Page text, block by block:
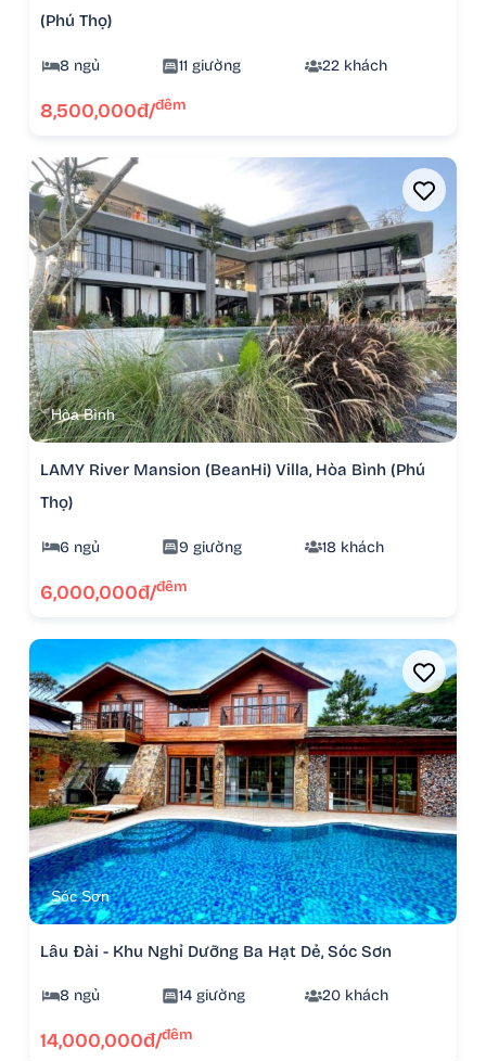
(Phú Thọ)
8 ngủ 11 giường 22 khách
8,500,000đ/đêm
Hòa Bình
LAMY River Mansion (BeanHi) Villa, Hòa Bình (Phú
Thọ)
6 ngủ 9 giường 18 khách
6,000,000đ/đêm
Sóc Sơn
Lâu Đài - Khu Nghỉ Dưỡng Ba Hạt Dẻ, Sóc Sơn
8 ngủ 14 giường 20 khách
14,000,000đ/đêm